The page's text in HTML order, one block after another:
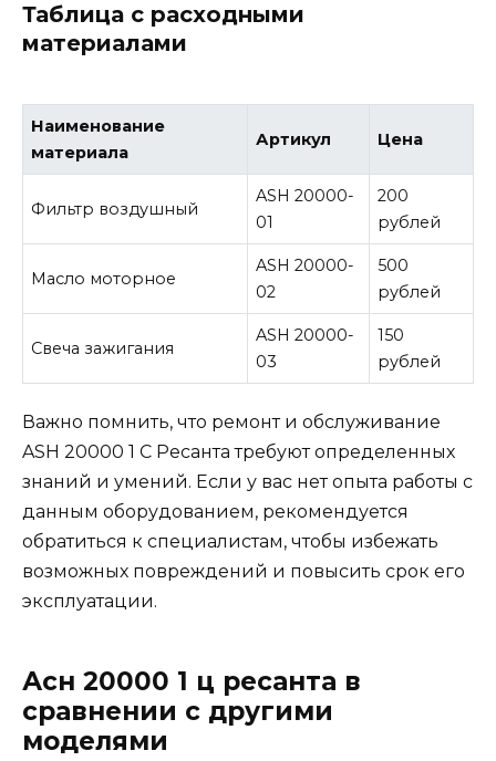
Таблица с расходными
материалами
Наименование
материала
Артикул Цена
Фильтр воздушный
ASН 20000-
01
200
рублей
Масло моторное
ASН 20000-
02
500
рублей
Свеча зажигания
ASН 20000-
03
150
рублей
Важно помнить, что ремонт и обслуживание
ASН 20000 1 С Ресанта требуют определенных
знаний и умений. Если у вас нет опыта работы с
данным оборудованием, рекомендуется
обратиться к специалистам, чтобы избежать
возможных повреждений и повысить срок его
эксплуатации.
Асн 20000 1 ц ресанта в
сравнении с другими
моделями